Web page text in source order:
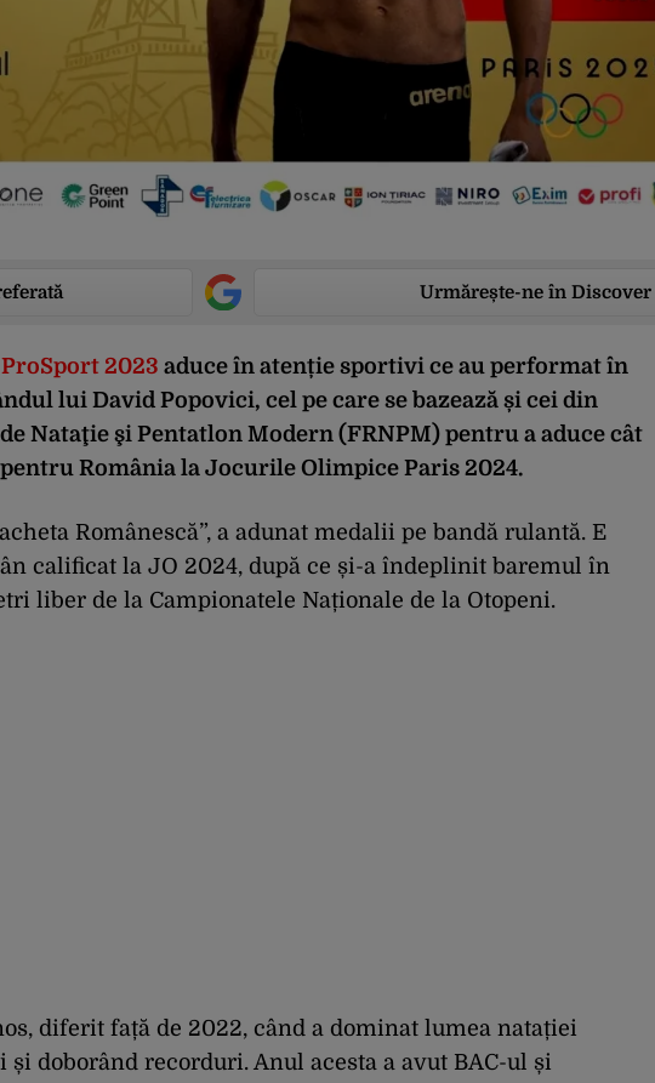
Urmărește-ne în Discover
ProSport 2023 aduce în atenție sportivi ce au performat în
lui David Popovici, cel pe care se bazează și cei din
Nataţie şi Pentatlon Modern (FRNPM) pentru a aduce cât
România la Jocurile Olimpice Paris 2024.
Românescă”, a adunat medalii pe bandă rulantă. E
calificat la JO 2024, după ce și-a îndeplinit baremul în
liber de la Campionatele Naționale de la Otopeni.
diferit față de 2022, când a dominat lumea natației
și doborând recorduri. Anul acesta a avut BAC-ul și